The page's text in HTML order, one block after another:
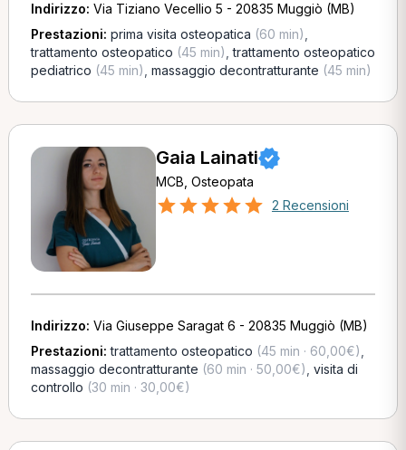
Indirizzo: Via Tiziano Vecellio 5 - 20835 Muggiò (MB)
Prestazioni: prima visita osteopatica (60 min)
trattamento osteopatico (45 min) ,trattamento osteopatico
pediatrico (45 min) massaggio decontratturante (45 min)
Gaia Lainati
MCB, Osteopata
2 Recensioni
Indirizzo: Via Giuseppe Saragat 6 - 20835 Muggiò (MB)
Prestazioni:trattamento osteopatico (45 min · 60,00€)
massaggio decontratturante (60 min · 50,00€) visita di
controllo (30 min · 30,00€)